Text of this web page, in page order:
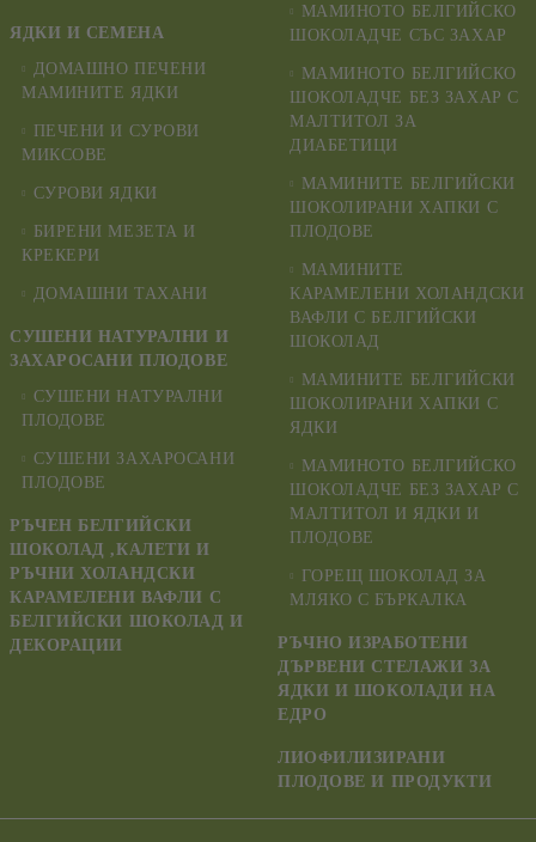
ЯДКИ И СЕМЕНА
ДОМАШНО ПЕЧЕНИ
МАМИНИТЕ ЯДКИ
ПЕЧЕНИ И СУРОВИ
МИКСОВЕ
СУРОВИ ЯДКИ
БИРЕНИ МЕЗЕТА И
КРЕКЕРИ
ДОМАШНИ ТАХАНИ
СУШЕНИ НАТУРАЛНИ И
ЗАХАРОСАНИ ПЛОДОВЕ
СУШЕНИ НАТУРАЛНИ
ПЛОДОВЕ
СУШЕНИ ЗАХАРОСАНИ
ПЛОДОВЕ
РЪЧЕН БЕЛГИЙСКИ
ШОКОЛАД ,КАЛЕТИ И
РЪЧНИ ХОЛАНДСКИ
КАРАМЕЛЕНИ ВАФЛИ С
БЕЛГИЙСКИ ШОКОЛАД И
ДЕКОРАЦИИ
МАМИНОТО БЕЛГИЙСКО
ШОКОЛАДЧЕ СЪС ЗАХАР
МАМИНОТО БЕЛГИЙСКО
ШОКОЛАДЧЕ БЕЗ ЗАХАР С
МАЛТИТОЛ ЗА
ДИАБЕТИЦИ
МАМИНИТЕ БЕЛГИЙСКИ
ШОКОЛИРАНИ ХАПКИ С
ПЛОДОВЕ
МАМИНИТЕ
КАРАМЕЛЕНИ ХОЛАНДСКИ
ВАФЛИ С БЕЛГИЙСКИ
ШОКОЛАД
МАМИНИТЕ БЕЛГИЙСКИ
ШОКОЛИРАНИ ХАПКИ С
ЯДКИ
МАМИНОТО БЕЛГИЙСКО
ШОКОЛАДЧЕ БЕЗ ЗАХАР С
МАЛТИТОЛ И ЯДКИ И
ПЛОДОВЕ
ГОРЕЩ ШОКОЛАД ЗА
МЛЯКО С БЪРКАЛКА
РЪЧНО ИЗРАБОТЕНИ
ДЪРВЕНИ СТЕЛАЖИ ЗА
ЯДКИ И ШОКОЛАДИ НА
ЕДРО
ЛИОФИЛИЗИРАНИ
ПЛОДОВЕ И ПРОДУКТИ